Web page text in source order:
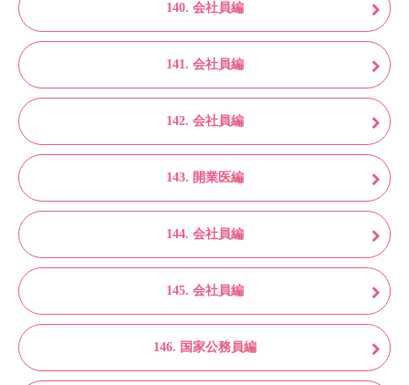
140. 会社員編
141. 会社員編
142. 会社員編
143. 開業医編
144. 会社員編
145. 会社員編
146. 国家公務員編